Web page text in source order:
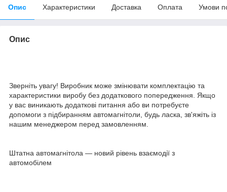
Опис Характеристики Доставка Оплата Умови
Опис
Зверніть увагу! Виробник може змінювати комплектацію та
характеристики виробу без додаткового попередження. Якщо
у вас виникають додаткові питання або ви потребуєте
допомоги з підбиранням автомагнітоли, будь ласка, зв'яжіть із
нашим менеджером перед замовленням.
Штатна автомагнітола — новий рівень взаємодії з
автомобілем